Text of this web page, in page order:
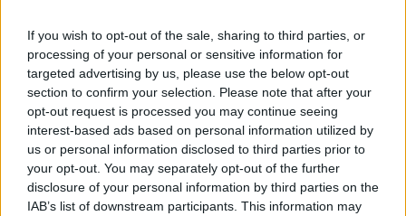
If you wish to opt-out of the sale, sharing to third parties, or
processing of your personal or sensitive information for
targeted advertising by us, please use the below opt-out
section to confirm your selection. Please note that after your
opt-out request is processed you may continue seeing
interest-based ads based on personal information utilized by
us or personal information disclosed to third parties prior to
your opt-out. You may separately opt-out of the further
disclosure of your personal information by third parties on the
IAB’s list of downstream participants. This information may
Výhodou šikmej strechy je bezproblémové odvodnenie a
dlhá životnosť.
K moderným rodinným domom sa hodia jednoduché
sedlové.
Šikmé strechy sa u nás najčastejšie pokrývajú škridlami